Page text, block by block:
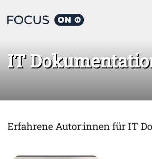
Home IT Dokumentation
IT
Erfahrene Autor:innen für IT